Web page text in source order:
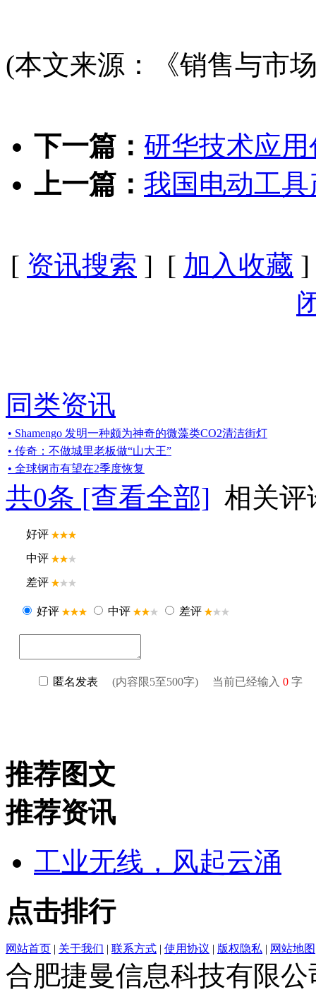
(本文来源：《销售与市
下一篇： 研华技术应
上一篇： 我国电动工
[ 资讯搜索 ] [ 加入收藏
同类资讯
• Shamengo 发明一种颇为神奇的微藻类CO2清洁街灯
• 传奇：不做城里老板做“山大王”
• 全球钢市有望在2季度恢复
共0条 [查看全部] 相关评
推荐图文
推荐资讯
工业无线，风起云涌
点击排行
网站首页 | 关于我们 | 联系方式 | 使用协议 | 版权隐私 | 网站地图
合肥捷曼信息科技有限公